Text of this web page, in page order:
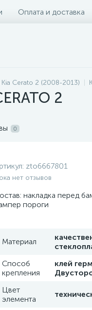
Оплата и доставка
Cerato 2 (2008-2013)
2
0
zto6667801
нет отзывов
накладка перед
пороги
Материал
Способ
крепления
клей
Цвет
элемента